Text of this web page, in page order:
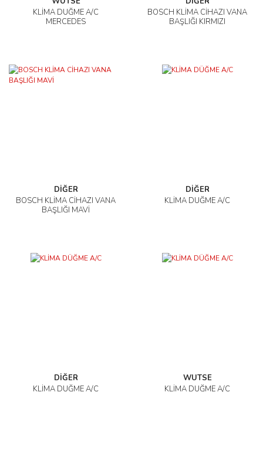
KLİMA DÜĞME A/C
MERCEDES
BOSCH KLİMA CİHAZI VANA
BAŞLIĞI KIRMIZI
DİĞER
BOSCH KLİMA CİHAZI VANA
BAŞLIĞI MAVİ
DİĞER
KLİMA DÜĞME A/C
DİĞER
KLİMA DÜĞME A/C
WUTSE
KLİMA DÜĞME A/C